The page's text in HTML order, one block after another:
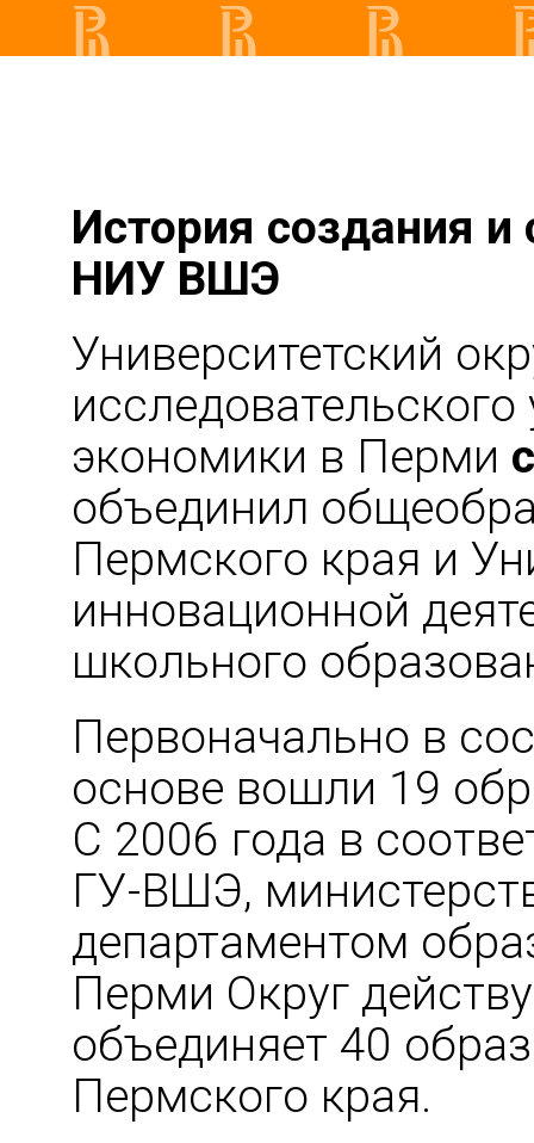
История создания и
НИУ ВШЭ
Университетский
экономики в Перми
объединил
Пермского края и
инновационной
школьного
Первоначально в
основе вошли 19
С 2006 года в
ГУ-ВШЭ,
департаментом
Перми Округ
объединяет 40
Пермского края.